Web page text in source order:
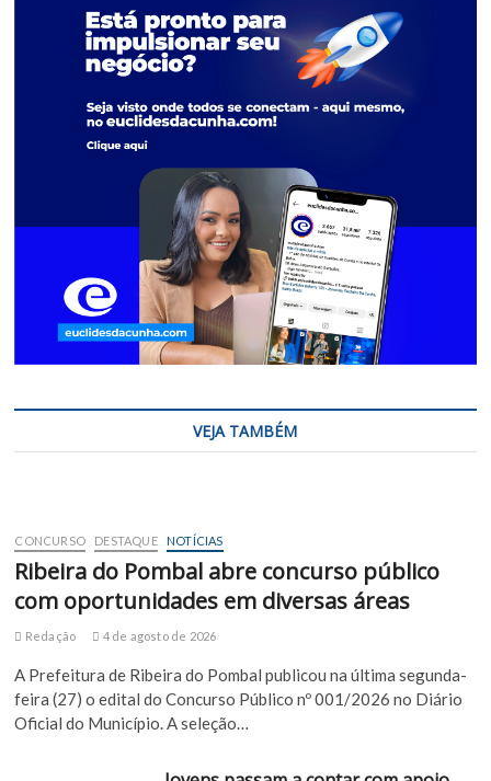
VEJA TAMBÉM
CONCURSO DESTAQUE NOTÍCIAS
Ribeira do Pombal abre concurso público
com oportunidades em diversas áreas
Redação 4 de agosto de 2026
A Prefeitura de Ribeira do Pombal publicou na última segunda-
feira (27) o edital do Concurso Público nº 001/2026 no Diário
Oficial do Município. A seleção…